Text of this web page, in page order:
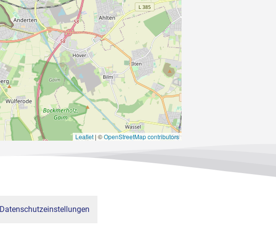
Leaflet | ©OpenStreetMap contributors
Datenschutzeinstellungen